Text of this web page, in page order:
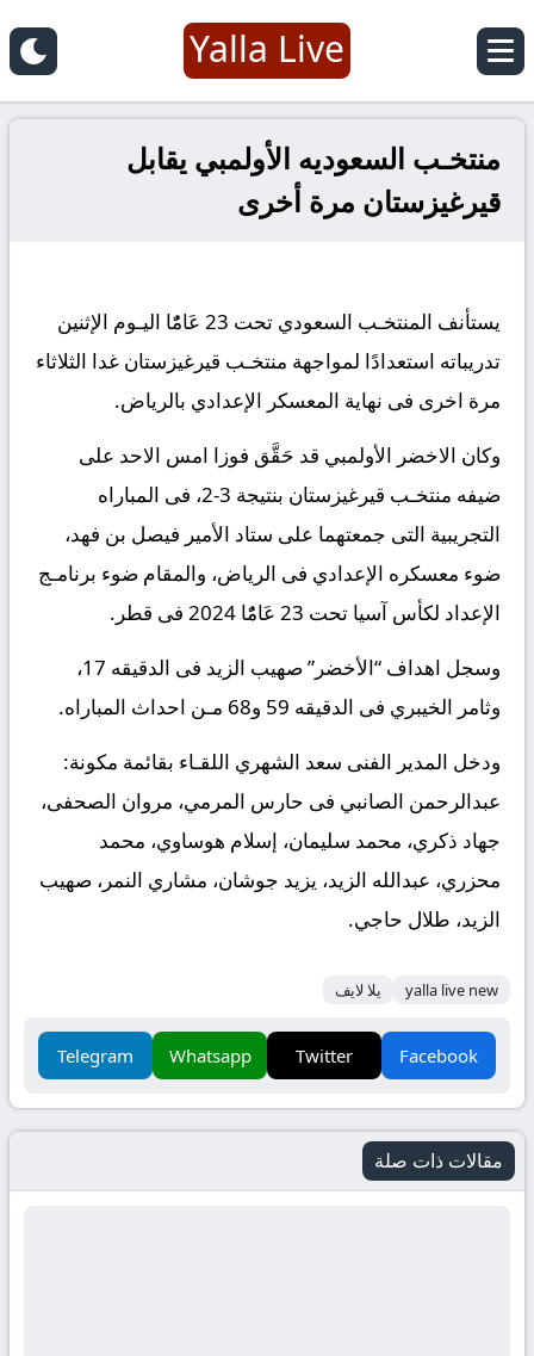
Yalla Live
منتخـب السعوديه الأولمبي يقابل
قيرغيزستان مرة أخرى
يستأنف المنتخـب السعودي تحت 23 عَامًٌا اليـوم الإثنين
تدريباته استعدادًا لمواجهة منتخـب قيرغيزستان غدا الثلاثاء
مرة اخرى فى نهاية المعسكر الإعدادي بالرياض.
وكان الاخضر الأولمبي قد حَقَّق فوزا امس الاحد على
ضيفه منتخـب قيرغيزستان بنتيجة 3-2، فى المباراه
التجريبية التى جمعتهما على ستاد الأمير فيصل بن فهد،
ضوء معسكره الإعدادي فى الرياض، والمقام ضوء برنامـج
الإعداد لكأس آسيا تحت 23 عَامًٌا 2024 فى قطر.
وسجل اهداف “الأخضر” صهيب الزيد فى الدقيقه 17،
وثامر الخيبري فى الدقيقه 59 و68 مـن احداث المباراه.
ودخل المدير الفنى سعد الشهري اللقـاء بقائمة مكونة:
عبدالرحمن الصانبي فى حارس المرمي، مروان الصحفى،
جهاد ذكري، محمد سليمان، إسلام هوساوي، محمد
محزري، عبدالله الزيد، يزيد جوشان، مشاري النمر، صهيب
الزيد، طلال حاجي.
yalla live new يلا لايف
Facebook
Twitter
Whatsapp
Telegram
مقالات ذات صلة